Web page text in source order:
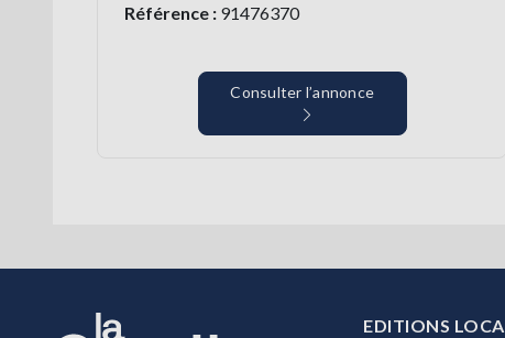
Référence : 91476370
Consulter l’annonce
EDITIONS